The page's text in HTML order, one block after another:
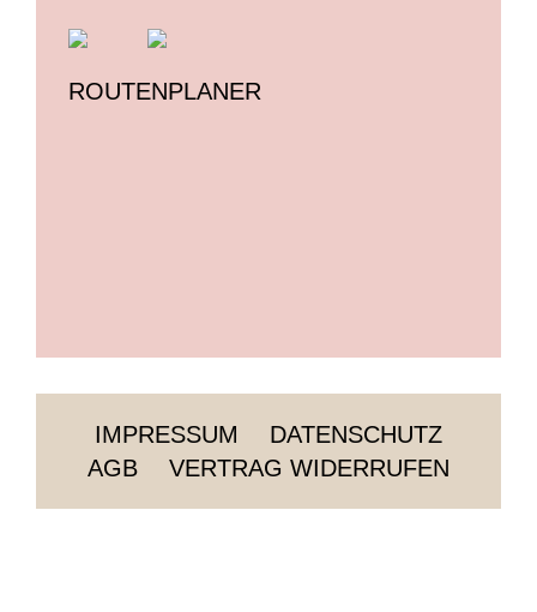
ROUTENPLANER
IMPRESSUM
DATENSCHUTZ
AGB
VERTRAG WIDERRUFEN